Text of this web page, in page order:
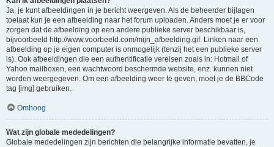
Ja, je kunt afbeeldingen in je bericht weergeven. Als de beheerder bijlagen
toelaat kun je een afbeelding naar het forum uploaden. Anders moet je er voor
zorgen dat de afbeelding op een andere publieke server beschikbaar is,
bijvoorbeeld http://www.voorbeeld.com/mijn_afbeelding.gif. Linken naar een
afbeelding op je eigen computer is onmogelijk (tenzij het een publieke server
is). Ook afbeeldingen die een authentificatie vereisen zoals in: Hotmail of
Yahoo mailboxen, een wachtwoord beschermde website, enz. kunnen niet
worden weergegeven. Om een afbeelding weer te geven, moet je de BBCode
tag [img] gebruiken.
Omhoog
Wat zijn globale mededelingen?
Globale mededelingen zijn berichten die belangrijke informatie bevatten, je